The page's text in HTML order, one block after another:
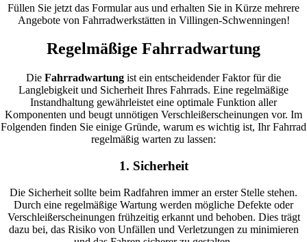
Füllen Sie jetzt das Formular aus und erhalten Sie in Kürze mehrere
Angebote von Fahrradwerkstätten in Villingen-Schwenningen!
Regelmäßige Fahrradwartung
Die Fahrradwartung ist ein entscheidender Faktor für die
Langlebigkeit und Sicherheit Ihres Fahrrads. Eine regelmäßige
Instandhaltung gewährleistet eine optimale Funktion aller
Komponenten und beugt unnötigen Verschleißerscheinungen vor. Im
Folgenden finden Sie einige Gründe, warum es wichtig ist, Ihr Fahrrad
regelmäßig warten zu lassen:
1. Sicherheit
Die Sicherheit sollte beim Radfahren immer an erster Stelle stehen.
Durch eine regelmäßige Wartung werden mögliche Defekte oder
Verschleißerscheinungen frühzeitig erkannt und behoben. Dies trägt
dazu bei, das Risiko von Unfällen und Verletzungen zu minimieren